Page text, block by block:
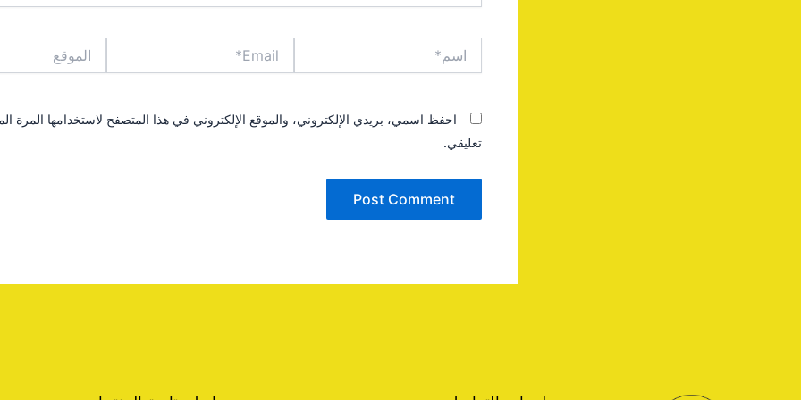
احفظ اسمي، بريدي الإلكتروني، والموقع الإلكتروني في هذا المتصفح لاستخدامها المرة
تعليقي.